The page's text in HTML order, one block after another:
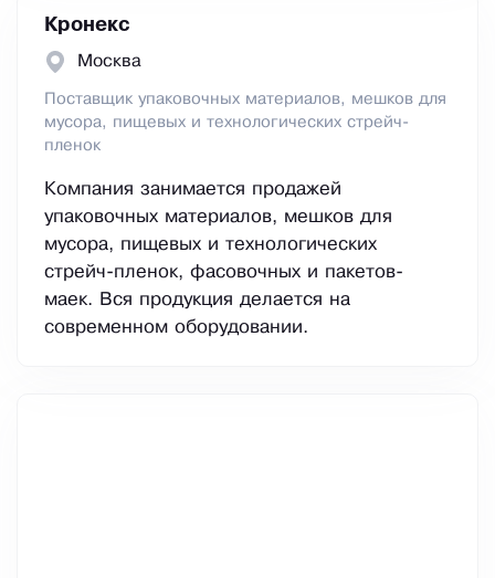
Кронекс
Москва
Поставщик упаковочных материалов, мешков для
мусора, пищевых и технологических стрейч-
пленок
Компания занимается продажей
упаковочных материалов, мешков для
мусора, пищевых и технологических
стрейч-пленок, фасовочных и пакетов-
маек. Вся продукция делается на
современном оборудовании.